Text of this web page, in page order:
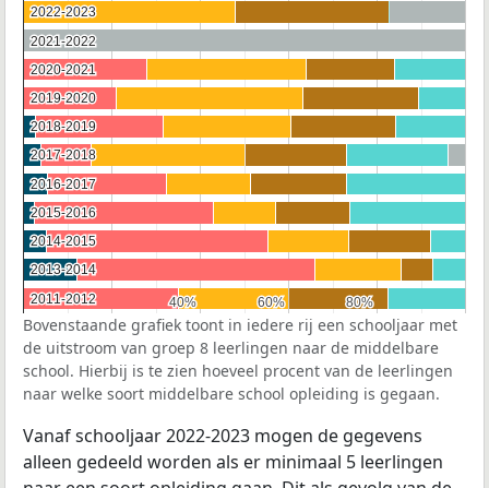
40%
40% 60%
60% 80%
80%
2022-2023
2022-2023
2021-2022
2021-2022
2020-2021
2020-2021
2019-2020
2019-2020
2018-2019
2018-2019
2017-2018
2017-2018
2016-2017
2016-2017
2015-2016
2015-2016
2014-2015
2014-2015
2013-2014
2013-2014
2011-2012
2011-2012
Bovenstaande grafiek toont in iedere rij een schooljaar met
de uitstroom van groep 8 leerlingen naar de middelbare
school. Hierbij is te zien hoeveel procent van de leerlingen
naar welke soort middelbare school opleiding is gegaan.
Vanaf schooljaar 2022-2023 mogen de gegevens
alleen gedeeld worden als er minimaal 5 leerlingen